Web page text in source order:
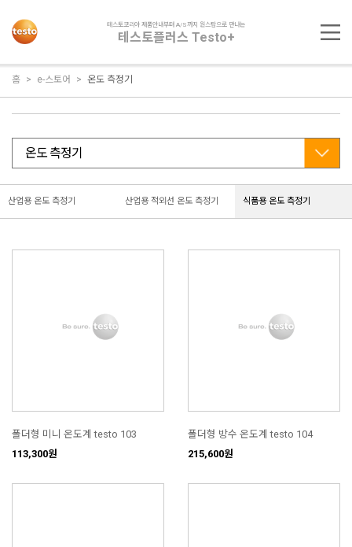
테스토코리아 제품안내부터 A/S까지 원스탑으로 만나는
테스토플러스 Testo+
홈 e-스토어 온도 측정기
산업용 온도 측정기 산업용 적외선 온도 측정기 식품용 온도 측정기
폴더형 미니 온도계 testo 103
113,300원
폴더형 방수 온도계 testo 104
215,600원